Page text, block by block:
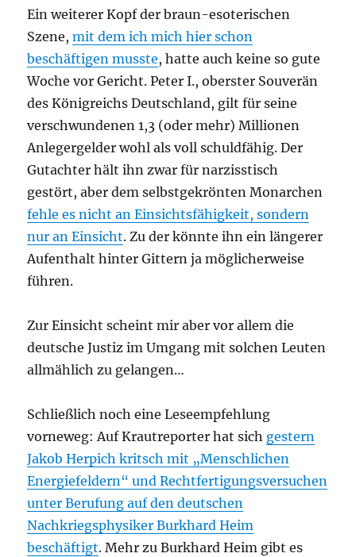
Ein weiterer Kopf der braun-esoterischen
Szene,mit dem ich mich hier schon
beschäftigen musste, hatte auch keine so gute
Woche vor Gericht. Peter I., oberster Souverän
des Königreichs Deutschland, gilt für seine
verschwundenen 1,3 (oder mehr) Millionen
Anlegergelder wohl als voll schuldfähig. Der
Gutachter hält ihn zwar für narzisstisch
gestört, aber dem selbstgekrönten Monarchen
fehle es nicht an Einsichtsfähigkeit, sondern
nur an Einsicht. Zu der könnte ihn ein längerer
Aufenthalt hinter Gittern ja möglicherweise
führen.
Zur Einsicht scheint mir aber vor allem die
deutsche Justiz im Umgang mit solchen Leuten
allmählich zu gelangen…
Schließlich noch eine Leseempfehlung
vorneweg: Auf Krautreporter hat sich gestern
Jakob Herpich kritsch mit „Menschlichen
Energiefeldern“ und Rechtfertigungsversuchen
unter Berufung auf den deutschen
Nachkriegsphysiker Burkhard Heim
beschäftigt. Mehr zu Burkhard Heim gibt es